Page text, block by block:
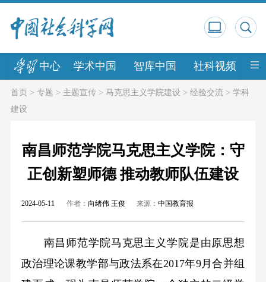
中心 学术中国 智库中国 社科视频 中
首页> 专题 > 主题宣传> 马克思主义学院建设 > 经验交流> 学科
建设
南昌师范学院马克思主义学院：守
正创新塑师德 推动教师队伍建设
2024-05-11 作者： 向绪伟 王俊 来源：中国教育报
南昌师范学院马克思主义学院是由原思想
政治理论课教学部与政法系在2017年9月合并组